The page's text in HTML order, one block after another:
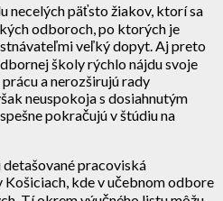
necelých päťsto žiakov, ktorí sa
odboroch, po ktorých je
veľký dopyt. Aj preto
školy rýchlo nájdu svoje
a nerozširujú rady
neuspokoja s dosiahnutým
pokračujú v štúdiu na
pracoviská
Košiciach, kde v učebnom odbore